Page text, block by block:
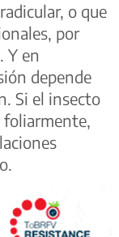
o que
por
Y en
depende
Si el insecto
foliarmente,